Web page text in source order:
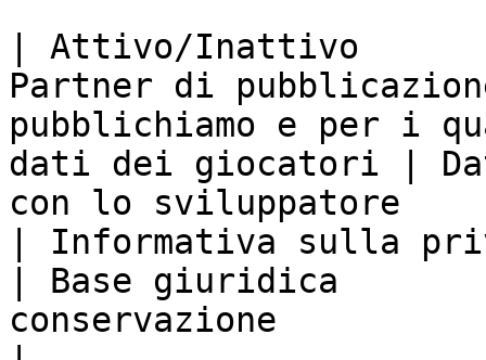
| Attivo/Inattivo
Partner di
pubblichiamo e per i
dati dei giocatori |
con lo sviluppatore
| Informativa sulla
| Base giuridica
conservazione